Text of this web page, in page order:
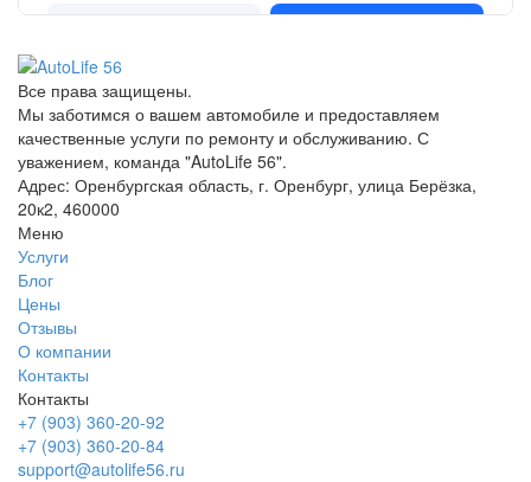
Все права защищены.
Мы заботимся о вашем автомобиле и предоставляем
качественные услуги по ремонту и обслуживанию. С
уважением, команда "AutoLife 56".
Адрес: Оренбургская область, г. Оренбург, улица Берёзка,
20к2, 460000
Меню
Услуги
Блог
Цены
Отзывы
О компании
Контакты
Контакты
+7 (903) 360-20-92
+7 (903) 360-20-84
support@autolife56.ru